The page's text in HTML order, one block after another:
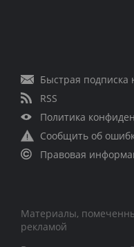
Быстрая подписка
RSS
Политика
Сообщить об
Правовая
Материалы,
рекламой